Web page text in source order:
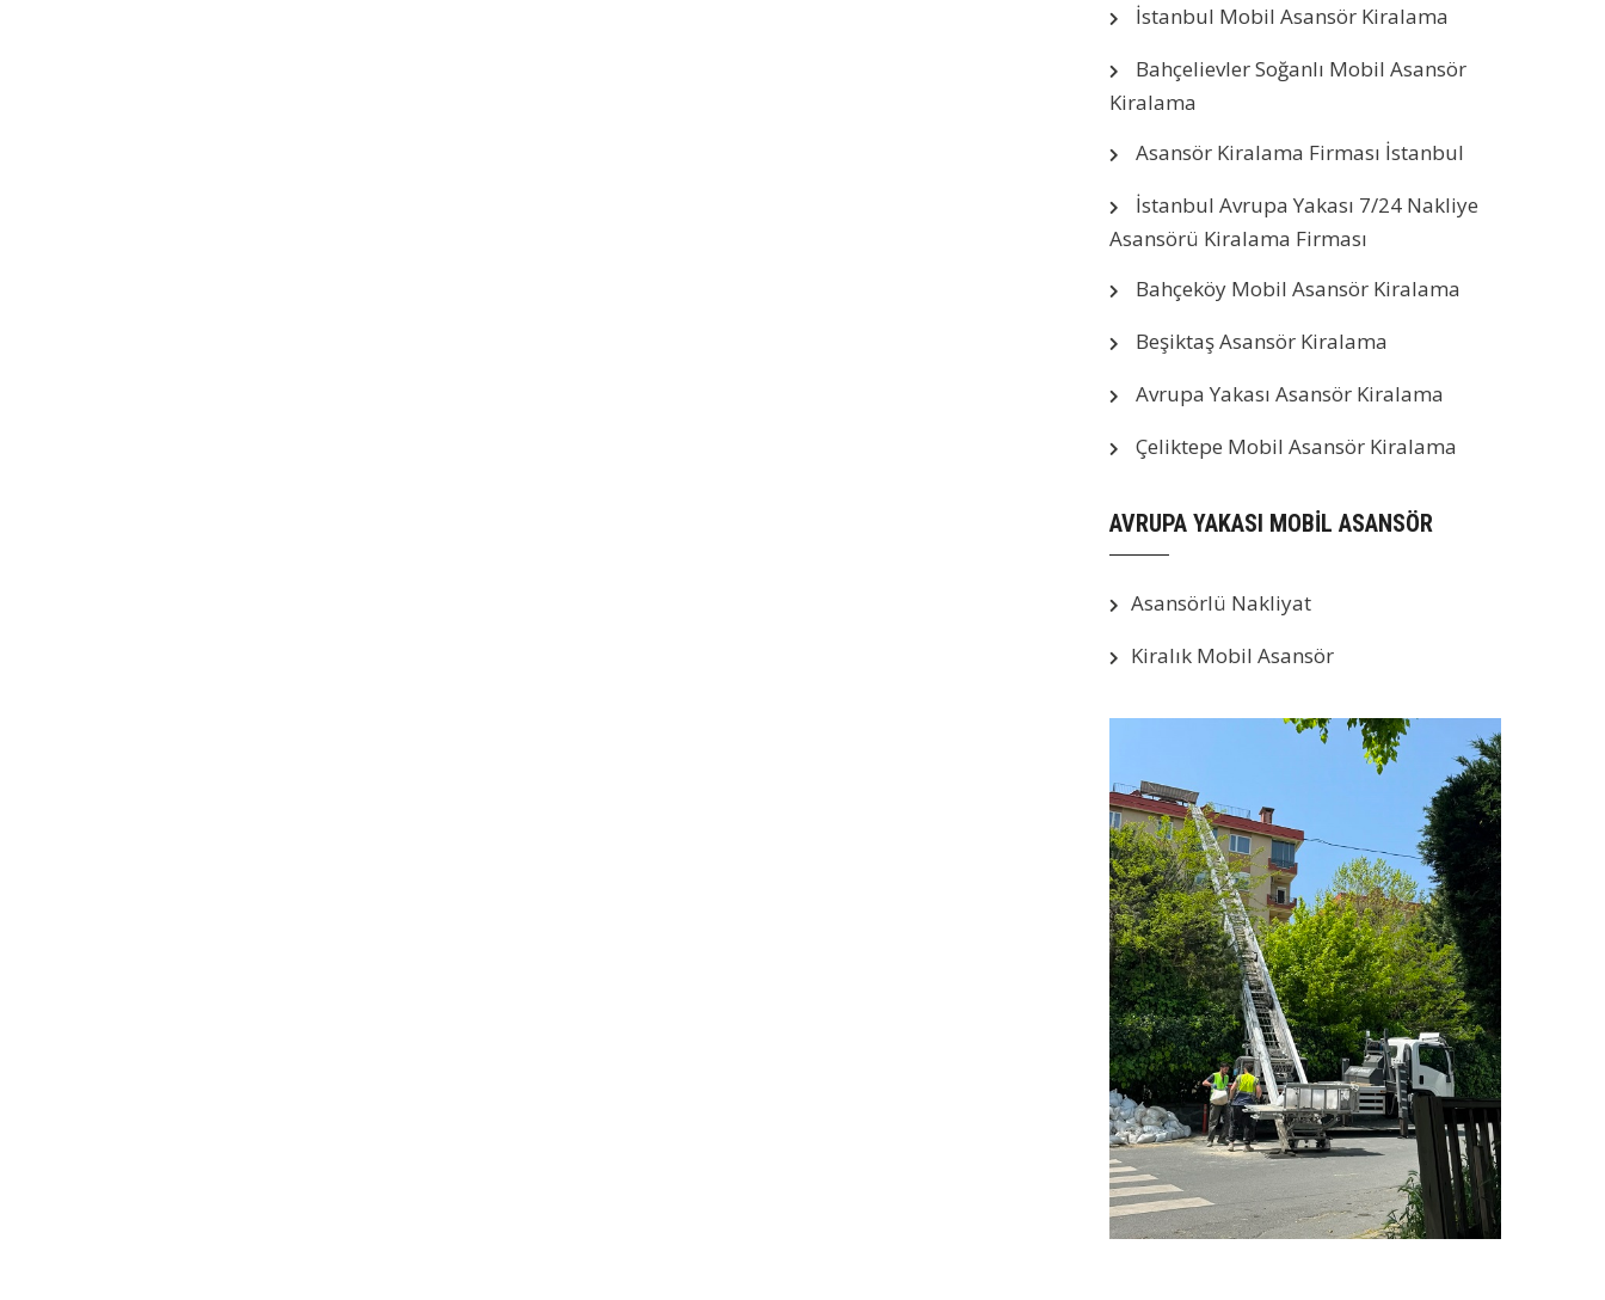
İstanbul Mobil Asansör Kiralama
Bahçelievler Soğanlı Mobil Asansör
Kiralama
Asansör Kiralama Firması İstanbul
İstanbul Avrupa Yakası 7/24 Nakliye
Asansörü Kiralama Firması
Bahçeköy Mobil Asansör Kiralama
Beşiktaş Asansör Kiralama
Avrupa Yakası Asansör Kiralama
Çeliktepe Mobil Asansör Kiralama
AVRUPA YAKASI MOBİL ASANSÖR
Asansörlü Nakliyat
Kiralık Mobil Asansör